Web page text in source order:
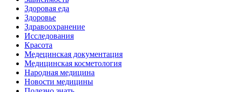
Здоровая еда
Здоровье
Здравоохранение
Исследования
Красота
Медецинская документация
Медицинская косметология
Народная медицина
Новости медицины